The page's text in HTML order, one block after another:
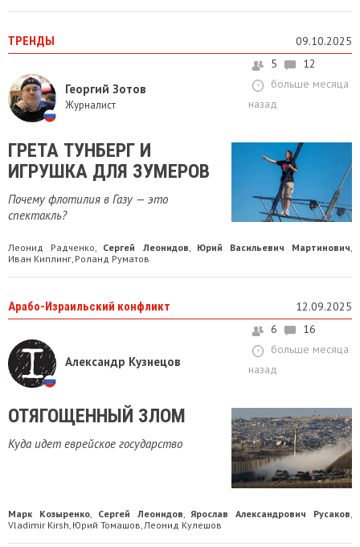
ТРЕНДЫ 09.10.2025
Георгий Зотов
Журналист
5
12
больше месяца
назад
ГРЕТА ТУНБЕРГ И
ИГРУШКА ДЛЯ ЗУМЕРОВ
Почему флотилия в Газу — это
спектакль?
Леонид Радченко, Сергей Леонидов, Юрий Васильевич Мартинович,
Иван Киплинг, Роланд Руматов
Арабо-Израильский конфликт 12.09.2025
Александр Кузнецов
6
16
больше месяца
назад
ОТЯГОЩЕННЫЙ ЗЛОМ
Куда идет еврейское государство
Марк Козыренко, Сергей Леонидов Ярослав Александрович Русаков
Vladimir Kirsh Юрий Томашов Леонид Кулешов